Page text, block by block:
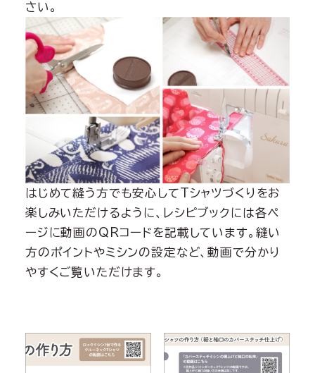
さい。
はじめて縫う方でも安心してTシャツづくりをお
楽しみいただけるように、レシピブックには各ペ
ージに動画のQRコードを記載しています。縫い
方のポイントやミシンの設定など、動画で分かり
やすくご覧いただけます。